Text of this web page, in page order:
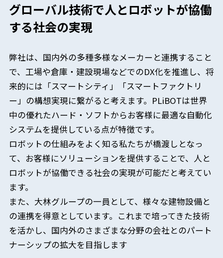
グローバル技術で人とロボットが協働
する社会の実現
弊社は、国内外の多種多様なメーカーと連携すること
で、工場や倉庫・建設現場などでのDX化を推進し、将
来的には「スマートシティ」「スマートファクトリ
ー」の構想実現に繋がると考えます。PLiBOTは世界
中の優れたハード・ソフトからお客様に最適な自動化
システムを提供している点が特徴です。
ロボットの仕組みをよく知る私たちが橋渡しとなっ
て、お客様にソリューションを提供することで、人と
ロボットが協働できる社会の実現が可能だと考えてい
ます。
また、大林グループの一員として、様々な建物設備と
の連携を得意としています。これまで培ってきた技術
を活かし、国内外のさまざまな分野の会社とのパート
ナーシップの拡大を目指します